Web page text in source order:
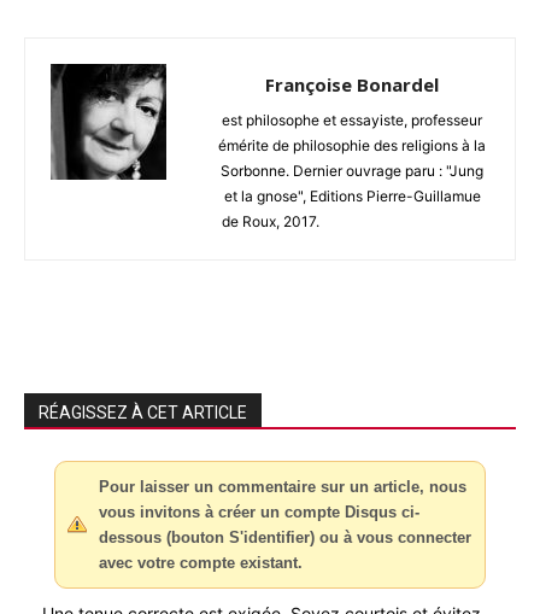
Françoise Bonardel
est philosophe et essayiste, professeur
émérite de philosophie des religions à la
Sorbonne. Dernier ouvrage paru : "Jung
et la gnose", Editions Pierre-Guillamue
de Roux, 2017.
RÉAGISSEZ À CET ARTICLE
Pour laisser un commentaire sur un article, nous
vous invitons à créer un compte Disqus ci-
dessous (bouton S'identifier) ou à vous connecter
avec votre compte existant.